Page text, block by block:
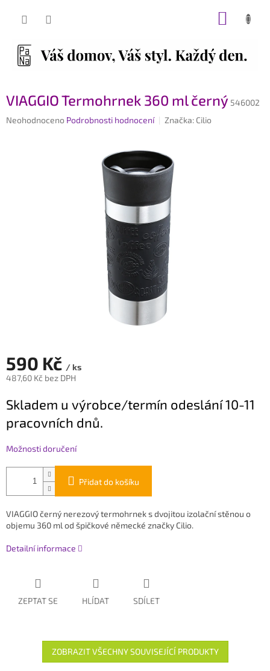
VIAGGIO Termohrnek 360 ml černý546002
Průměrné
Neohodnoceno Podrobnosti hodnocení Značka: Cilio
590 Kč / ks
487,60 Kč bez DPH
cena:
Skladem u výrobce/termín odeslání 10-11
pracovních dnů.
Možnosti doručení
Přidat do košíku
VIAGGIO černý nerezový termohrnek s dvojitou izolační stěnou o
objemu 360 ml od špičkové německé značky Cilio.
Detailní informace
ZEPTAT SE HLÍDAT SDÍLET
ZOBRAZIT VŠECHNY SOUVISEJÍCÍ PRODUKTY